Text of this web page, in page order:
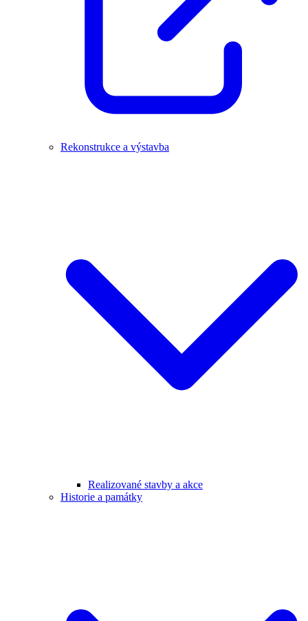
Rekonstrukce a výstavba
Realizované stavby a akce
Historie a památky